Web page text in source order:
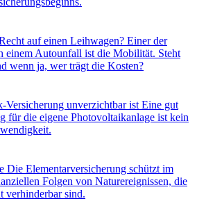
auf einen Leihwagen? Einer der
einem Autounfall ist die Mobilität. Steht
wenn ja, wer trägt die Kosten?
Versicherung unverzichtbar ist Eine gut
für die eigene Photovoltaikanlage ist kein
Die Elementarversicherung schützt im
Folgen von Naturereignissen, die
verhinderbar sind.